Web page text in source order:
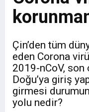
Çin’den tüm
eden Corona
2019-nCoV,
Doğu’ya giriş
girmesi
yolu nedir?